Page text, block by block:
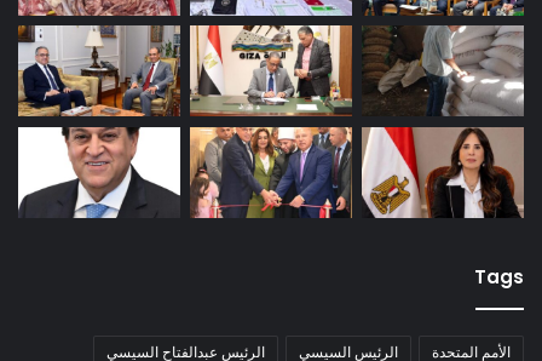
Tags
الأمم المتحدة الرئيس السيسي الرئيس عبدالفتاح السيسي